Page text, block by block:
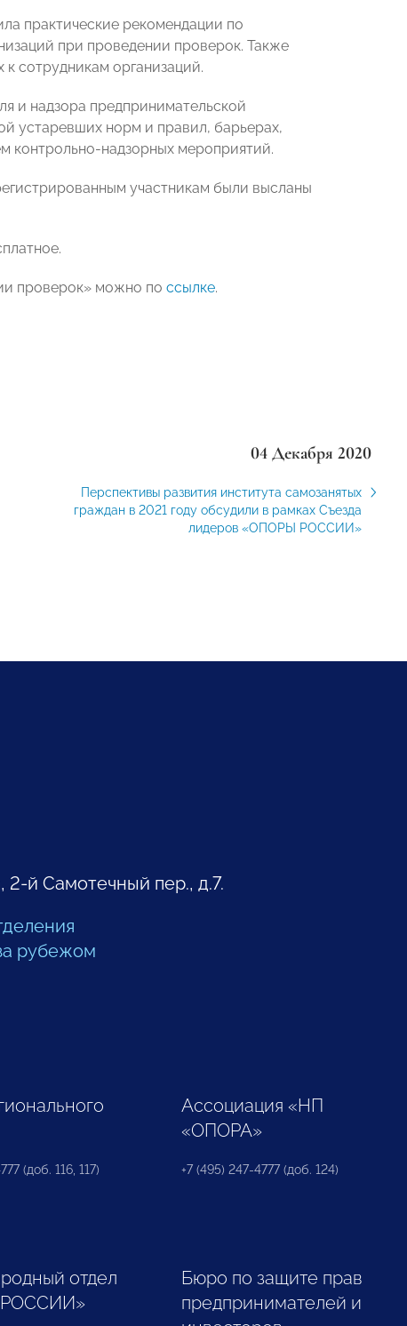
практические рекомендации по
при проведении проверок. Также
сотрудникам организаций.
и надзора предпринимательской
устаревших норм и правил, барьерах,
контрольно-надзорных мероприятий.
участникам были высланы
проверок» можно по ссылке.
04 Декабря 2020
Перспективы развития института самозанятых
граждан в 2021 году обсудили в рамках Съезда
лидеров «ОПОРЫ РОССИИ»
2-й Самотечный пер., д.7.
рубежом
(доб. 116, 117)
Ассоциация «НП
«ОПОРА»
+7 (495) 247-4777 (доб. 124)
отдел
Бюро по защите прав
предпринимателей и